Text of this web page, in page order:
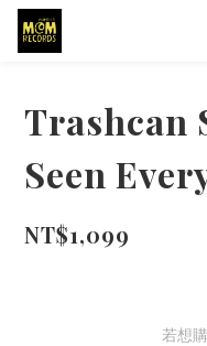
Trashcan
Seen
NT$1,099
若想